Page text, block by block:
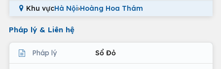
Khu vựcHà Nội›Hoàng Hoa Thám
Pháp lý & Liên hệ
Pháp lý Sổ Đỏ